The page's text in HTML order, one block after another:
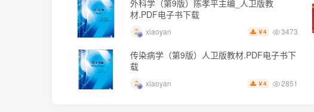
外科学（第9版）陈孝平主编_人卫版教
材.PDF电子书下载
xiaoyan ￥4 3473
传染病学（第9版）人卫版教材.PDF电子书下
载
xiaoyan ￥4 2851